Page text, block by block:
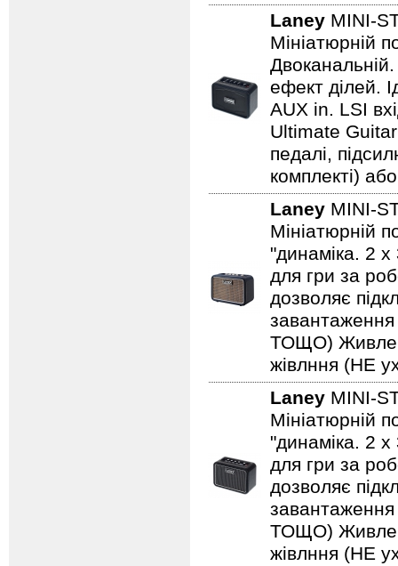
Laney MINI-
Мініатюрній
ефект ділей.
AUX in. LSI
Ultimate Guitar
педалі,
комплекті)
Laney MINI-
Мініатюрній
"динаміка. 2
для гри за
дозволяє
завантаження
ТОЩО)
жівлння (НЕ
Laney MINI-
Мініатюрній
"динаміка. 2
для гри за
дозволяє
завантаження
ТОЩО)
жівлння (НЕ